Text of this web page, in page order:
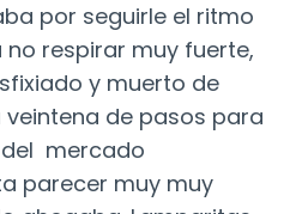
por seguirle el ritmo
no respirar muy fuerte,
y muerto de
veintena de pasos para
mercado
parecer muy muy